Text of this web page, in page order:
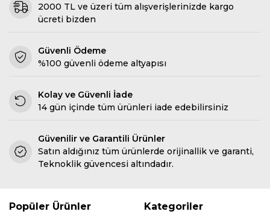
2000 TL ve üzeri tüm alışverişlerinizde kargo
ücreti bizden
Güvenli Ödeme
%100 güvenli ödeme altyapısı
Kolay ve Güvenli İade
14 gün içinde tüm ürünleri iade edebilirsiniz
Güvenilir ve Garantili Ürünler
Satın aldığınız tüm ürünlerde orijinallik ve garanti,
Teknoklik güvencesi altındadır.
Popüler Ürünler Kategoriler